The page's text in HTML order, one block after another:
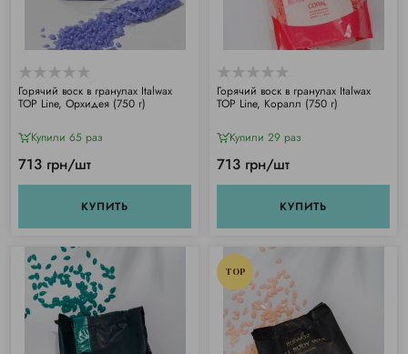
Горячий воск в гранулах Italwax
TOP Line, Орхидея (750 г)
Купили 65 раз
713 грн/шт
КУПИТЬ
Горячий воск в гранулах Italwax
TOP Line, Коралл (750 г)
Купили 29 раз
713 грн/шт
КУПИТЬ
TOP